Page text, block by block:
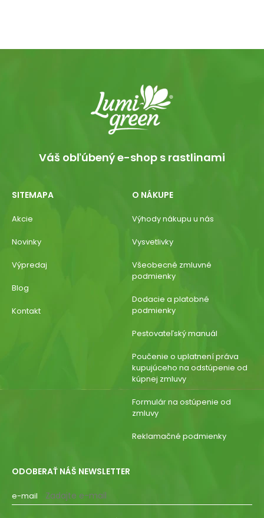
Váš obľúbený e-shop s rastlinami
SITEMAPA
Akcie
Novinky
Výpredaj
Blog
Kontakt
O NÁKUPE
Výhody nákupu u nás
Vysvetlivky
Všeobecné zmluvné
podmienky
Dodacie a platobné
podmienky
Pestovateľský manuál
Poučenie o uplatnení práva
kupujúceho na odstúpenie od
kúpnej zmluvy
Formulár na ostúpenie od
zmluvy
Reklamačné podmienky
ODOBERAŤ NÁŠ NEWSLETTER
e-mail